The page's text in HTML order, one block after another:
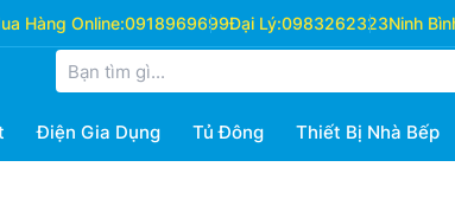
Hàng Online:0918969699Đại Lý:0983262323Ninh
Điện Gia Dụng Tủ Đông Thiết Bị Nhà Bếp